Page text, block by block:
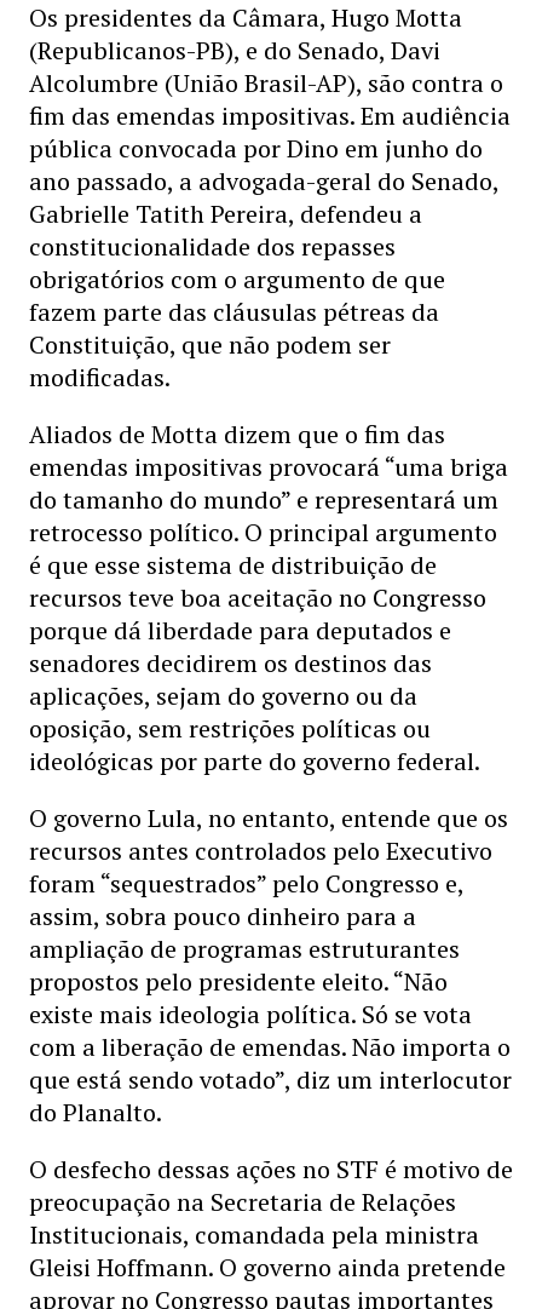
Os presidentes da Câmara, Hugo Motta
(Republicanos-PB), e do Senado, Davi
Alcolumbre (União Brasil-AP), são contra o
fim das emendas impositivas. Em audiência
pública convocada por Dino em junho do
ano passado, a advogada-geral do Senado,
Gabrielle Tatith Pereira, defendeu a
constitucionalidade dos repasses
obrigatórios com o argumento de que
fazem parte das cláusulas pétreas da
Constituição, que não podem ser
modificadas.
Aliados de Motta dizem que o fim das
emendas impositivas provocará “uma briga
do tamanho do mundo” e representará um
retrocesso político. O principal argumento
é que esse sistema de distribuição de
recursos teve boa aceitação no Congresso
porque dá liberdade para deputados e
senadores decidirem os destinos das
aplicações, sejam do governo ou da
oposição, sem restrições políticas ou
ideológicas por parte do governo federal.
O governo Lula, no entanto, entende que os
recursos antes controlados pelo Executivo
foram “sequestrados” pelo Congresso e,
assim, sobra pouco dinheiro para a
ampliação de programas estruturantes
propostos pelo presidente eleito. “Não
existe mais ideologia política. Só se vota
com a liberação de emendas. Não importa o
que está sendo votado”, diz um interlocutor
do Planalto.
O desfecho dessas ações no STF é motivo de
preocupação na Secretaria de Relações
Institucionais, comandada pela ministra
Gleisi Hoffmann. O governo ainda pretende
aprovar no Congresso pautas importantes